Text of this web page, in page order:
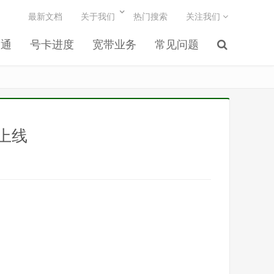
号卡进度 宽带业务 常见问题
最新文档 关于我们 热门搜索 关注我们
线